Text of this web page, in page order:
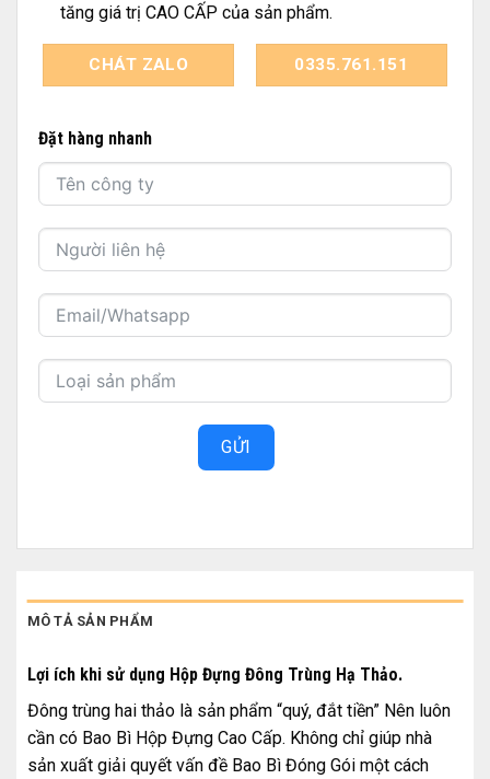
tăng giá trị CAO CẤP của sản phẩm.
CHÁT ZALO 0335.761.151
Đặt hàng nhanh
GỬI
MÔ TẢ SẢN PHẨM
Lợi ích khi sử dụng Hộp Đựng Đông Trùng Hạ Thảo.
Đông trùng hai thảo là sản phẩm “quý, đắt tiền” Nên luôn
cần có Bao Bì Hộp Đựng Cao Cấp. Không chỉ giúp nhà
sản xuất giải quyết vấn đề Bao Bì Đóng Gói một cách